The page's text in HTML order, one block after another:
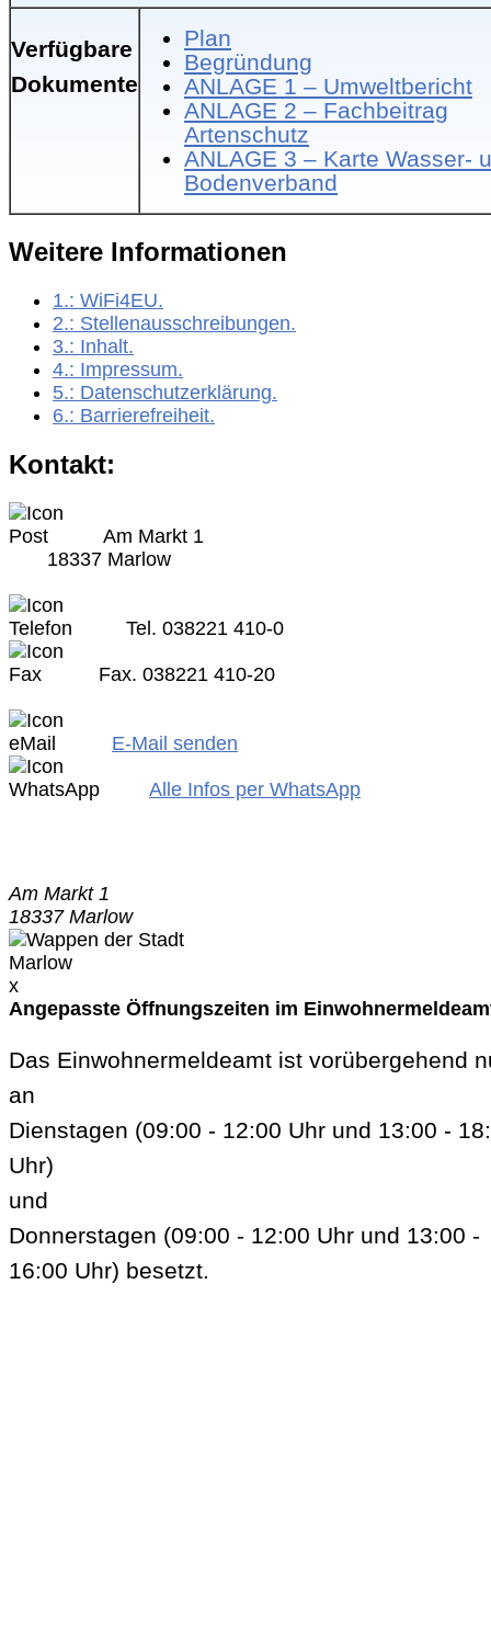
Verfügbare
Dokumente
Plan
Begründung
ANLAGE 1 – Umweltbericht
ANLAGE 2 – Fachbeitrag
Artenschutz
ANLAGE 3 – Karte Wasser-
Bodenverband
Weitere Informationen
1.: WiFi4EU.
2.: Stellenausschreibungen.
3.: Inhalt.
4.: Impressum.
5.: Datenschutzerklärung.
6.: Barrierefreiheit.
Kontakt:
Am Markt 1
18337 Marlow
Tel. 038221 410-0
Fax. 038221 410-20
E-Mail senden
Alle Infos per WhatsApp
Am Markt 1
18337 Marlow
x
Angepasste Öffnungszeiten im
Das Einwohnermeldeamt ist vorübergehend
an
Dienstagen (09:00 - 12:00 Uhr und 13:00 -
Uhr)
und
Donnerstagen (09:00 - 12:00 Uhr und 13:00 -
16:00 Uhr) besetzt.